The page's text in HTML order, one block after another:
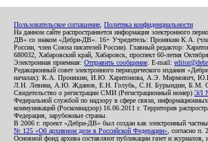
Пользовательское соглашение Политика конфиденциальности
На данном сайте распространяется информация электронного
ДВ» со знаком «Дебри-ДВ». 16+ Учредитель: Пронякин К.А.
России, член Союза писателей России). Главный редактор:
680032, Хабаровский край, Хабаровск, проспект 60-летия
Электронная приемная: Отправить сообщение . E-mail:
Редакционный совет электронного периодического издания
началах): К.А. Пронякин, И.Ю. Харитонова, А.Э. Мирмович,
Л.Н. Левина, А.Ю. Жданов, Е.Н. Голубь, С.Н. Бурындин, Б.М.
Свидетельство о регистрации СМИ (Регистрационный номер) ЭЛ
Федеральной службой по надзору в сфере связи,
коммуникаций (Роскомнадзор) 16.06.2011 г. Территория
Федерация, зарубежные страны.
В 2006 г. проект «Дебри-ДВ» был создан как электронный
№ 125 «Об архивном деле в Российской Федерации» , согласно
Основной фонд архива составляют публикации газет и журналов,